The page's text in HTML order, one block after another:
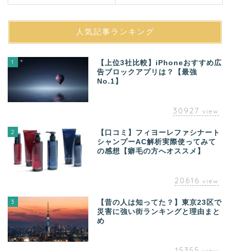
人気記事ランキング
1
【上位3社比較】iPhoneおすすめ広
告ブロックアプリは？【最強
No.1】
30927 view
2
【口コミ】フィヨーレファシナート
シャンプーAC解析実際使ってみて
の感想【癖毛の方へオススメ】
20616 view
3
【昔の人は知ってた？】東京23区で
災害に強い街ランキングと理由まと
め